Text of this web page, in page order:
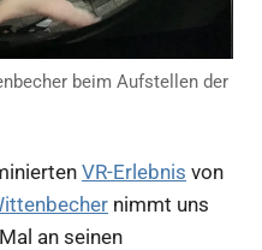
beim Aufstellen der
VR-Erlebnis von
nimmt uns
an seinen